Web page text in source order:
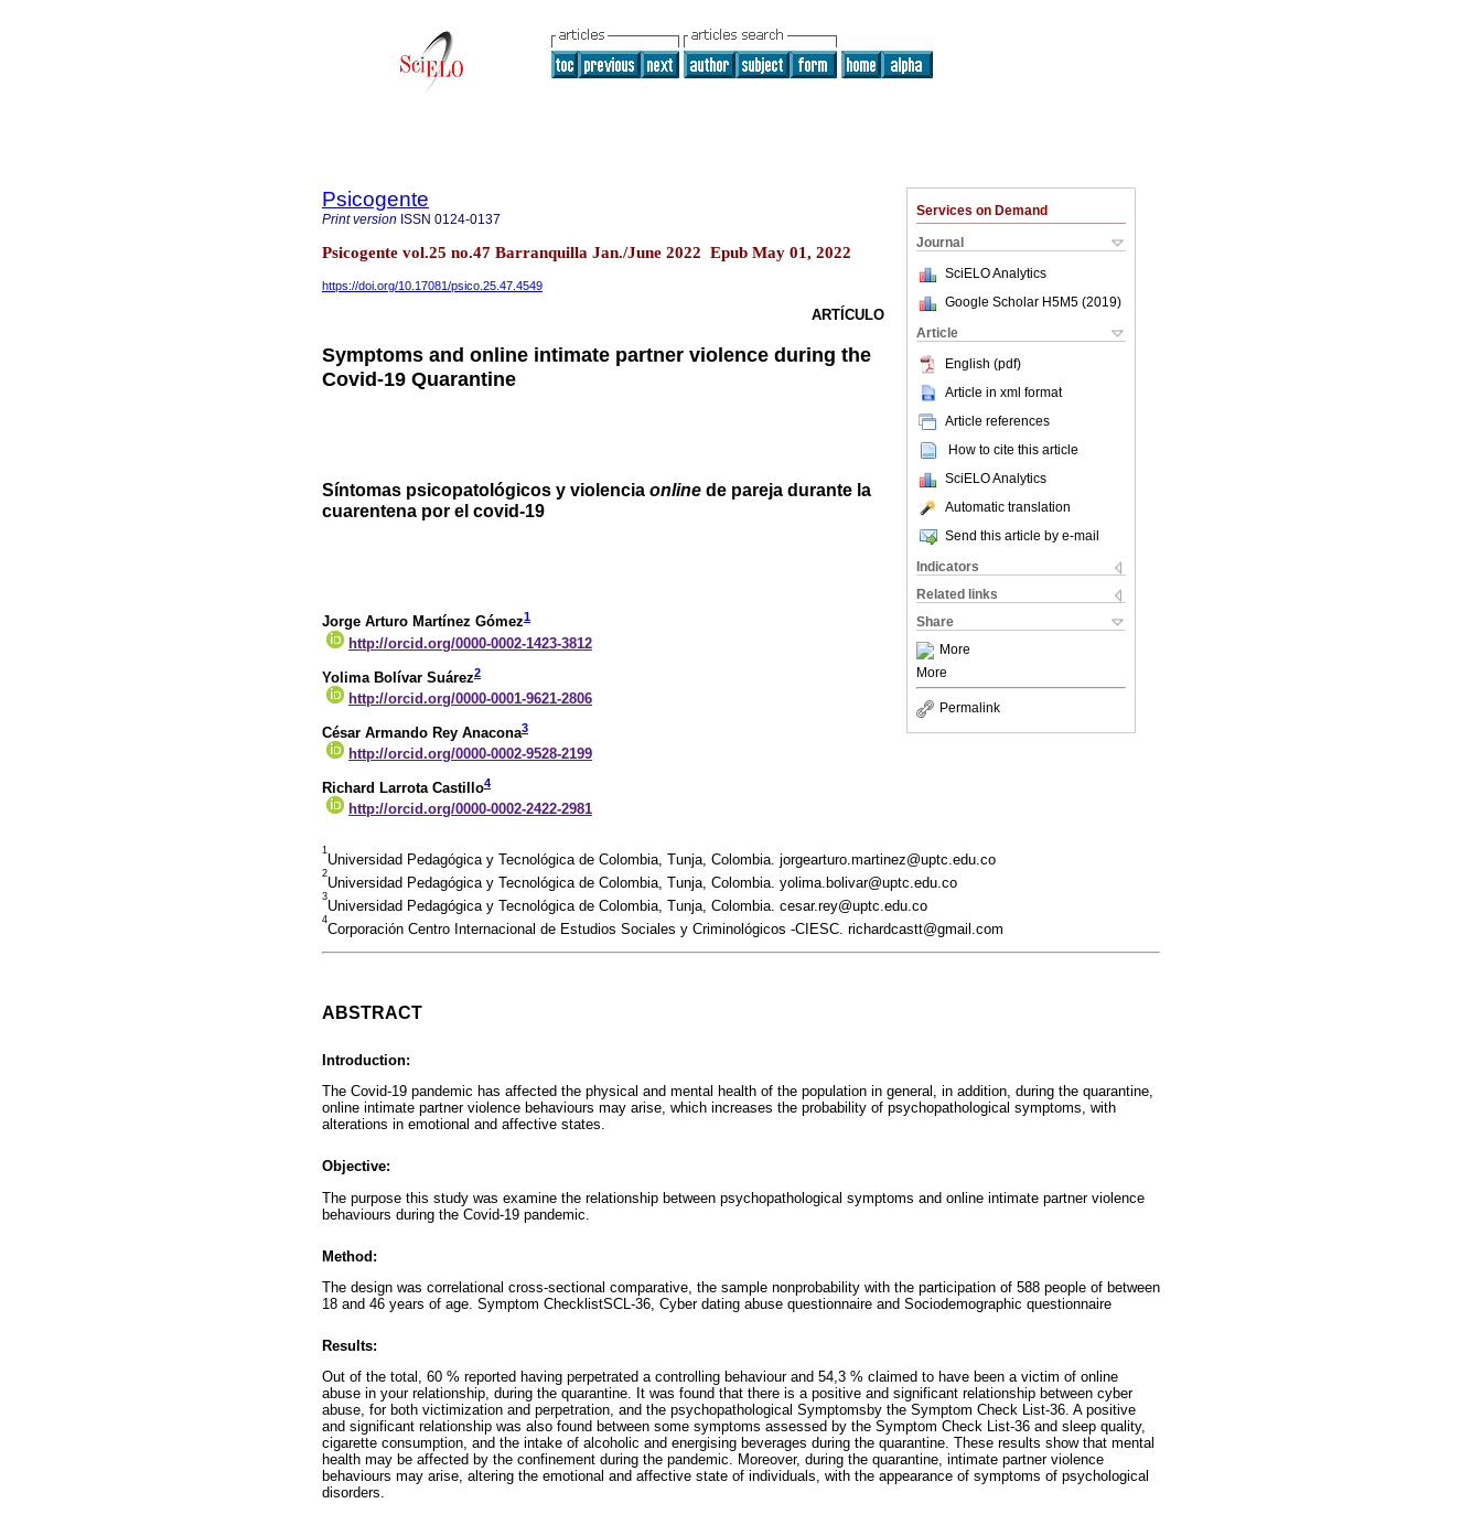
Services on Demand
Journal
SciELO Analytics
Google Scholar H5M5 (2019)
Article
English (pdf)
Article in xml format
Article references
How to cite this article
SciELO Analytics
Automatic translation
Send this article by e-mail
Indicators
Related links
Share
More
More
Permalink
Psicogente
Print version ISSN 0124-0137
Psicogente vol.25 no.47 Barranquilla Jan./June 2022 Epub May 01, 2022
https://doi.org/10.17081/psico.25.47.4549
ARTÍCULO
Symptoms and online intimate partner violence during the
Covid-19 Quarantine
Síntomas psicopatológicos y violencia online de pareja durante la
cuarentena por el covid-19
Jorge Arturo Martínez Gómez1
http://orcid.org/0000-0002-1423-3812
Yolima Bolívar Suárez2
http://orcid.org/0000-0001-9621-2806
César Armando Rey Anacona3
http://orcid.org/0000-0002-9528-2199
Richard Larrota Castillo4
http://orcid.org/0000-0002-2422-2981
1
Universidad Pedagógica y Tecnológica de Colombia, Tunja, Colombia. jorgearturo.martinez@uptc.edu.co
2
Universidad Pedagógica y Tecnológica de Colombia, Tunja, Colombia. yolima.bolivar@uptc.edu.co
3
Universidad Pedagógica y Tecnológica de Colombia, Tunja, Colombia. cesar.rey@uptc.edu.co
4
Corporación Centro Internacional de Estudios Sociales y Criminológicos -CIESC. richardcastt@gmail.com
ABSTRACT
Introduction:
The Covid-19 pandemic has affected the physical and mental health of the population in general, in addition, during the quarantine,
online intimate partner violence behaviours may arise, which increases the probability of psychopathological symptoms, with
alterations in emotional and affective states.
Objective:
The purpose this study was examine the relationship between psychopathological symptoms and online intimate partner violence
behaviours during the Covid-19 pandemic.
Method:
The design was correlational cross-sectional comparative, the sample nonprobability with the participation of 588 people of between
18 and 46 years of age. Symptom ChecklistSCL-36, Cyber dating abuse questionnaire and Sociodemographic questionnaire
Results:
Out of the total, 60 % reported having perpetrated a controlling behaviour and 54,3 % claimed to have been a victim of online
abuse in your relationship, during the quarantine. It was found that there is a positive and significant relationship between cyber
abuse, for both victimization and perpetration, and the psychopathological Symptomsby the Symptom Check List-36. A positive
and significant relationship was also found between some symptoms assessed by the Symptom Check List-36 and sleep quality,
cigarette consumption, and the intake of alcoholic and energising beverages during the quarantine. These results show that mental
health may be affected by the confinement during the pandemic. Moreover, during the quarantine, intimate partner violence
behaviours may arise, altering the emotional and affective state of individuals, with the appearance of symptoms of psychological
disorders.